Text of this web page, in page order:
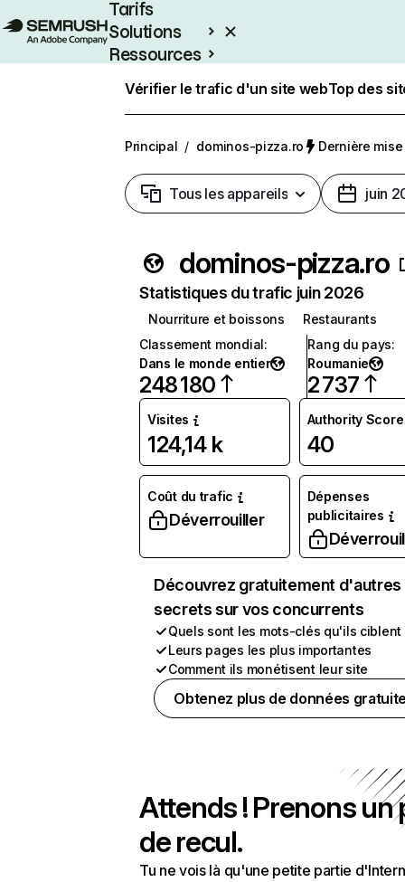
Tarifs
Solutions
Ressources
Vérifier le trafic d'un site webTop des
Principal / dominos-pizza.ro Dernière
Tous les appareils juin
dominos-pizza.ro
Statistiques du trafic juin 2026
Nourriture et boissons
Restaurants
Classement mondial:
Dans le monde entier
248 180
Rang du pays:
Roumanie
2 737
Visites
124,14 k
Authority Score
40
Coût du trafic
Déverrouiller
Dépenses
publicitaires
Découvrez gratuitement d'autres
secrets sur vos concurrents
Quels sont les mots-clés qu'ils ciblent
Leurs pages les plus importantes
Comment ils monétisent leur site
Obtenez plus de données
Attends ! Prenons un
de recul.
Tu ne vois là qu'une petite partie